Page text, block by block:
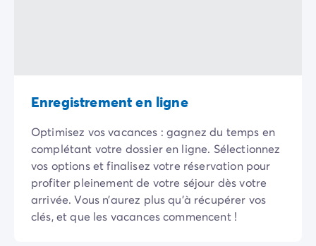
Camping Guerande
Camping Pornic
Camping Vendée
Camping La-Tranche-sur-Mer
Camping Les Sables d'Olonne
Camping Saint-Gilles-Croix-de-Vie
Camping Saint-Hilaire-De-Riez
Enregistrement en ligne
Optimisez vos vacances : gagnez du temps en
complétant votre dossier en ligne. Sélectionnez
vos options et finalisez votre réservation pour
profiter pleinement de votre séjour dès votre
arrivée. Vous n’aurez plus qu’à récupérer vos
clés, et que les vacances commencent !